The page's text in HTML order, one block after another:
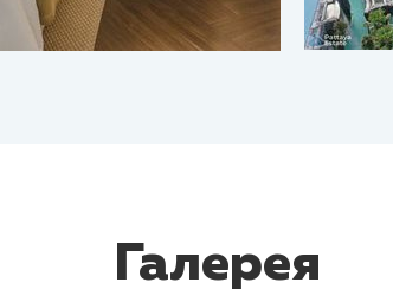
Галерея